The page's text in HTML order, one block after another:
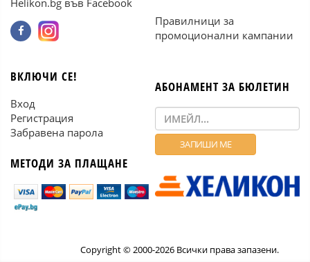
Helikon.bg във Facebook
Правилници за
промоционални кампании
ВКЛЮЧИ СЕ!
Вход
Регистрация
Забравена парола
МЕТОДИ ЗА ПЛАЩАНЕ
АБОНАМЕНТ ЗА БЮЛЕТИН
Copyright © 2000-2026 Всички права запазени.